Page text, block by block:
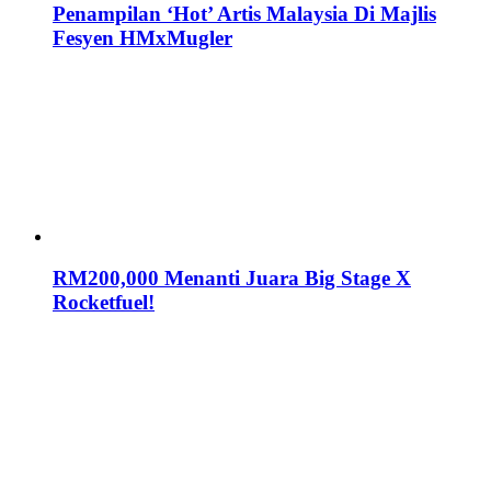
Penampilan ‘Hot’ Artis Malaysia Di Majlis
Fesyen HMxMugler
RM200,000 Menanti Juara Big Stage X
Rocketfuel!